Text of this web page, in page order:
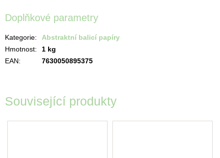
Související produkty
Doplňkové parametry
Kategorie:
Abstraktní balicí papíry
Hmotnost:
1 kg
EAN: 7630050895375